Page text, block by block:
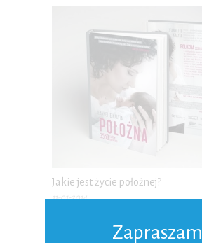
Jakie jest życie położnej?
11-01-2014
Zapraszam